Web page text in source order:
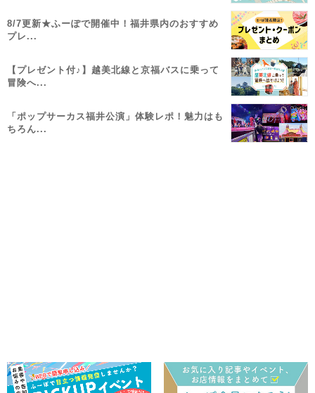
8/7更新★ふーぽで開催中！福井県内のおすすめ
プレ...
【プレゼント付♪】越美北線と京福バスに乗って
冒険へ...
「ポップサーカス福井公演」体験レポ！魅力はも
ちろん...